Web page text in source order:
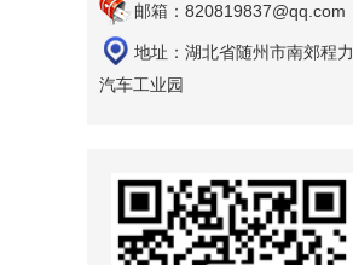
邮箱：820819837@qq.com
地址：湖北省随州市南郊程力
汽车工业园